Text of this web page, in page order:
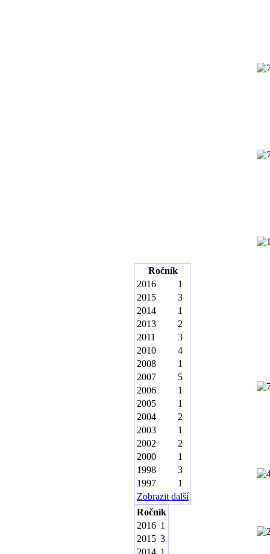
Ročník
2016
1
2015
3
2014
1
2013
2
2011
3
2010
4
2008
1
2007
5
2006
1
2005
1
2004
2
2003
1
2002
2
2000
1
1998
3
1997
1
Zobrazit další
Ročník
2016 1
2015 3
2014 1